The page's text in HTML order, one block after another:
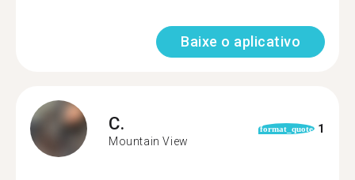
Baixe o aplicativo
C.
Mountain View
format_quote 1